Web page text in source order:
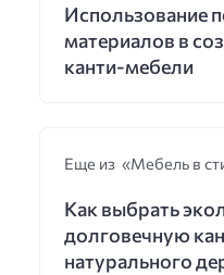
Использование
материалов в
канти-мебели
Еще из «Мебель в
Как выбрать
долговечную
натурального